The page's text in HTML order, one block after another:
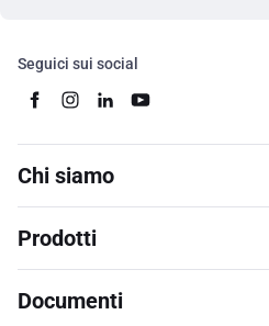
Seguici sui social
Chi siamo
Prodotti
Documenti